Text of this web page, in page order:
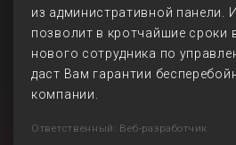
из административной панели.
позволит в кротчайшие сроки
нового сотрудника по
даст Вам гарантии
компании.
Ответственный: Веб-разработчик